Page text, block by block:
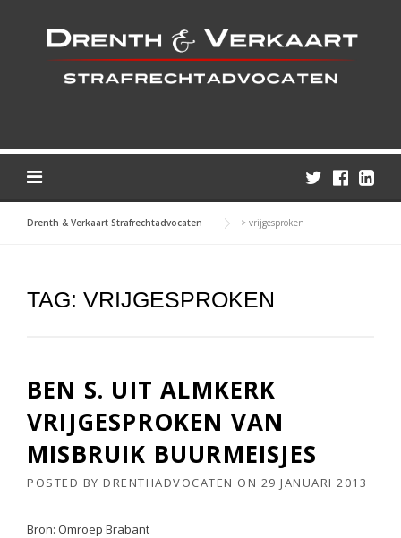
Drenth & Verkaart Strafrechtadvocaten > vrijgesproken
TAG: VRIJGESPROKEN
BEN S. UIT ALMKERK
VRIJGESPROKEN VAN
MISBRUIK BUURMEISJES
POSTED BY DRENTHADVOCATEN ON 29 JANUARI 2013
Bron: Omroep Brabant